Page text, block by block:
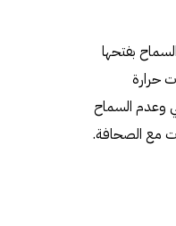
بفتحها
حرارة
وعدم السماح
مع الصحافة.